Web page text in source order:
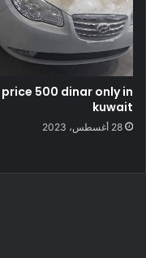
500 dinar only in
kuwait
28 أغسطس، 2023